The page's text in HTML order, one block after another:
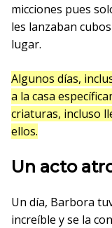
micciones pues
les lanzaban
lugar.
Algunos días,
a la casa
criaturas, incluso
ellos.
Un acto
Un día, Barbora
increíble y se la